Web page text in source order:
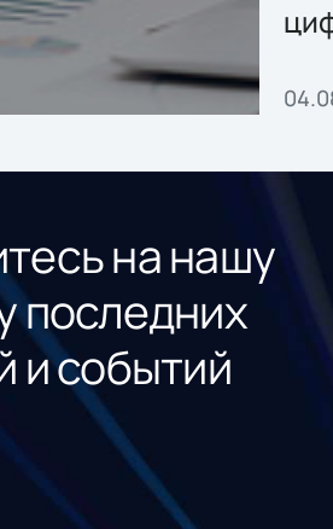
на нашу
последних
и событий